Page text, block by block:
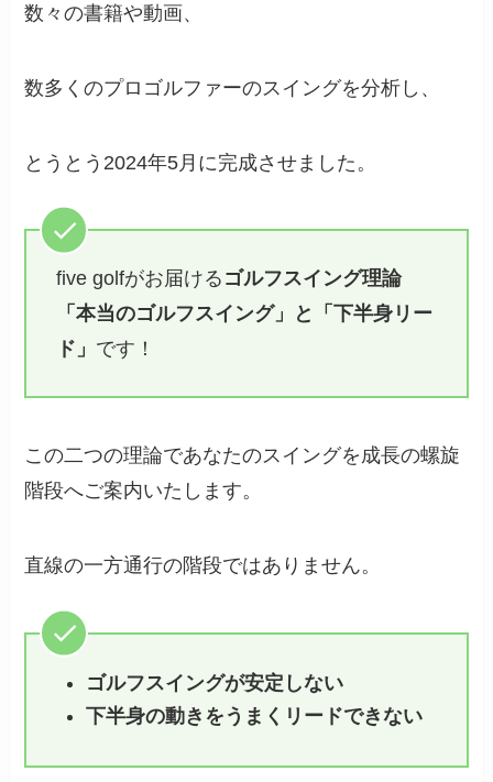
数々の書籍や動画、
数多くのプロゴルファーのスイングを分析し、
とうとう2024年5月に完成させました。
five golfがお届ける ゴルフスイング理論
「本当のゴルフスイング」と「下半身リー
ド」 です！
この二つの理論であなたのスイングを成長の螺旋
階段へご案内いたします。
直線の一方通行の階段ではありません。
ゴルフスイングが安定しない
下半身の動きをうまくリードできない